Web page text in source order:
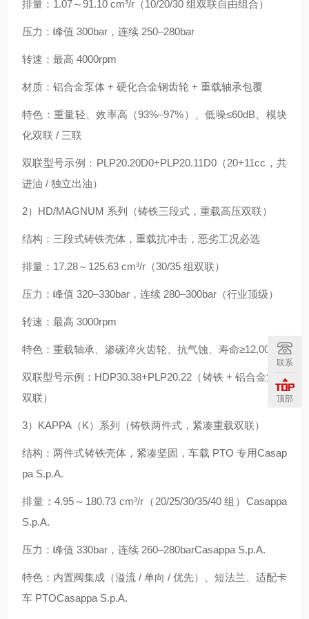
排量：1.07～91.10 cm³/r（10/20/30 组双联自由组合）
压力：峰值 300bar，连续 250–280bar
转速：最高 4000rpm
材质：铝合金泵体 + 硬化合金钢齿轮 + 重载轴承包覆
特色：重量轻、效率高（93%–97%）、低噪≤60dB、模块
化双联 / 三联
双联型号示例：PLP20.20D0+PLP20.11D0（20+11cc，共
进油 / 独立出油）
2）HD/MAGNUM 系列（铸铁三段式，重载高压双联）
结构：三段式铸铁壳体，重载抗冲击，恶劣工况必选
排量：17.28～125.63 cm³/r（30/35 组双联）
压力：峰值 320–330bar，连续 280–300bar（行业顶级）
转速：最高 3000rpm
特色：重载轴承、渗碳淬火齿轮、抗气蚀、寿命≥12,000h
双联型号示例：HDP30.38+PLP20.22（铸铁 + 铝合金混合
双联）
3）KAPPA（K）系列（铸铁两件式，紧凑重载双联）
结构：两件式铸铁壳体，紧凑坚固，车载 PTO 专用Casap
pa S.p.A.
排量：4.95～180.73 cm³/r（20/25/30/35/40 组）Casappa
S.p.A.
压力：峰值 330bar，连续 260–280barCasappa S.p.A.
特色：内置阀集成（溢流 / 单向 / 优先）、短法兰、适配卡
车 PTOCasappa S.p.A.
联系
顶部